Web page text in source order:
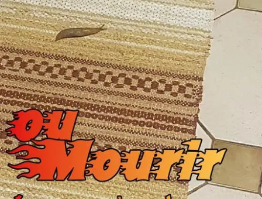
SERVICES
CRÉER SON CATALOGUE RAISONNÉ
ABONNEMENTS DÉDIÉS AUX GALERISTES
CRÉER SON SITE ARTISTE
CRÉER SON CATALOGUE D'EXPO
PUBLIER SES EXPOSITIONS
DEVENIR CONTRIBUTEUR